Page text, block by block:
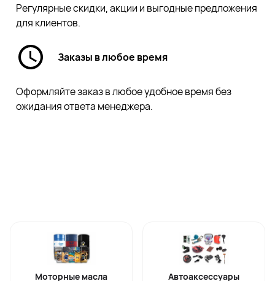
Регулярные скидки, акции и выгодные предложения
для клиентов.
Заказы в любое время
Оформляйте заказ в любое удобное время без
ожидания ответа менеджера.
Моторные масла Автоаксессуары